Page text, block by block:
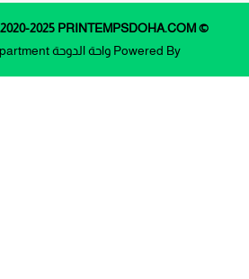
© All Rights Reserved 2020-2025 PRINTEMPSDOHA.COM
Powered By واحة الدوحة